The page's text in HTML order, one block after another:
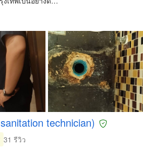
technician)
31 รีวิว